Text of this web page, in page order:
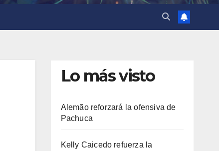
Lo más visto
Alemão reforzará la ofensiva de
Pachuca
Kelly Caicedo refuerza la